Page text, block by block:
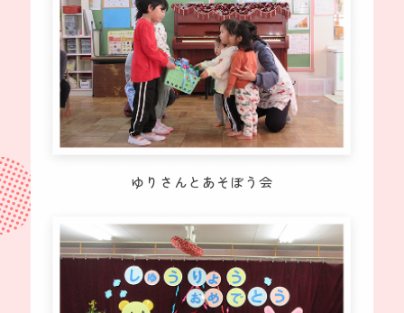
ゆりさんとあそぼう会